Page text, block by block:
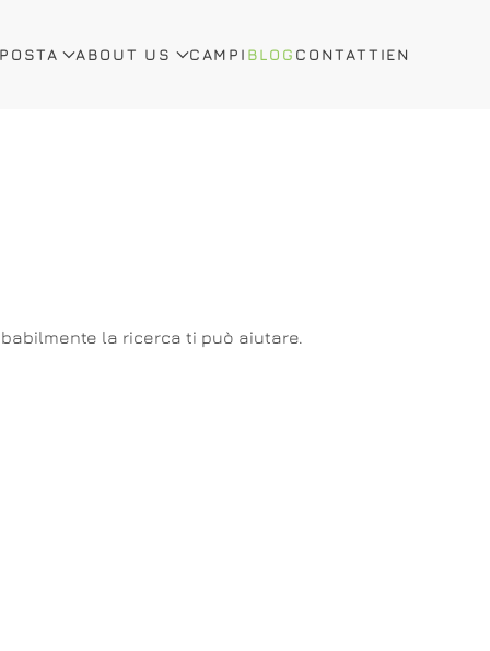
ABOUT US CAMPI BLOG CONTATTIEN
la ricerca ti può aiutare.